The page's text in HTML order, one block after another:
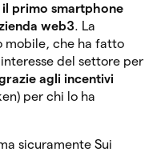
il primo smartphone
web3. La
mobile, che ha fatto
del settore per
agli incentivi
per chi lo ha
sicuramente Sui